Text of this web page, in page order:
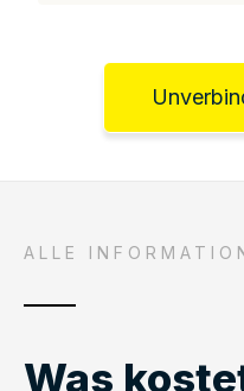
ALLE
Was